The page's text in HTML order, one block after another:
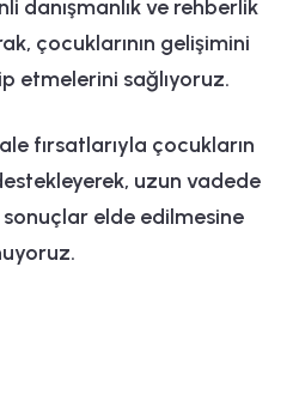
danışmanlık ve rehberlik
çocuklarının gelişimini
etmelerini sağlıyoruz.
fırsatlarıyla çocukların
uzun vadede
sonuçlar elde edilmesine